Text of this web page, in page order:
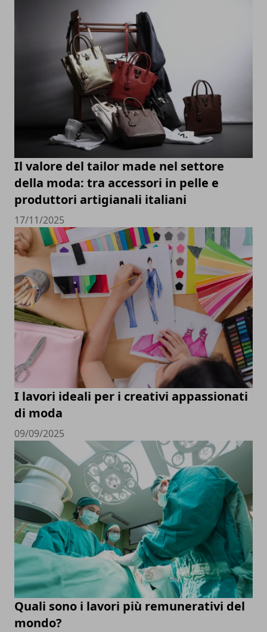
Il valore del tailor made nel settore
della moda: tra accessori in pelle e
produttori artigianali italiani
17/11/2025
I lavori ideali per i creativi appassionati
di moda
09/09/2025
Quali sono i lavori più remunerativi del
mondo?